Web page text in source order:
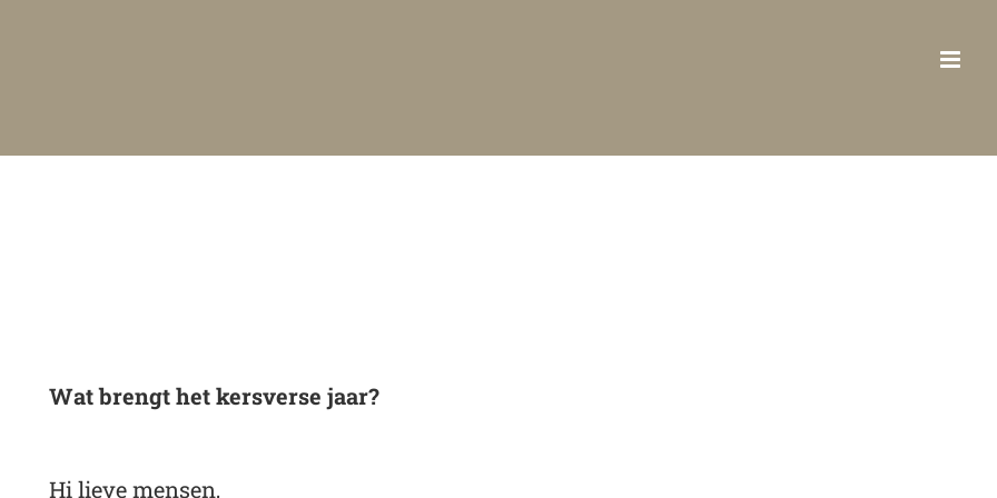
Wat brengt het kersverse jaar?
Hi lieve mensen,